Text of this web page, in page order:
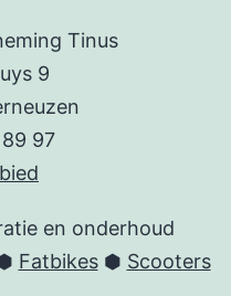
Tinus
9
97
en onderhoud
Fatbikes⬢ Scooters